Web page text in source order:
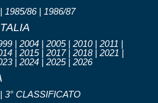
1985/86 | 1986/87
| 2004 | 2005 | 2010 | 2011 |
| 2015 | 2017 | 2018 | 2021 |
| 2024 | 2025 | 2026
3° CLASSIFICATO